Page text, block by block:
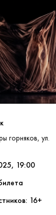
горняков, ул.
19:00
16+